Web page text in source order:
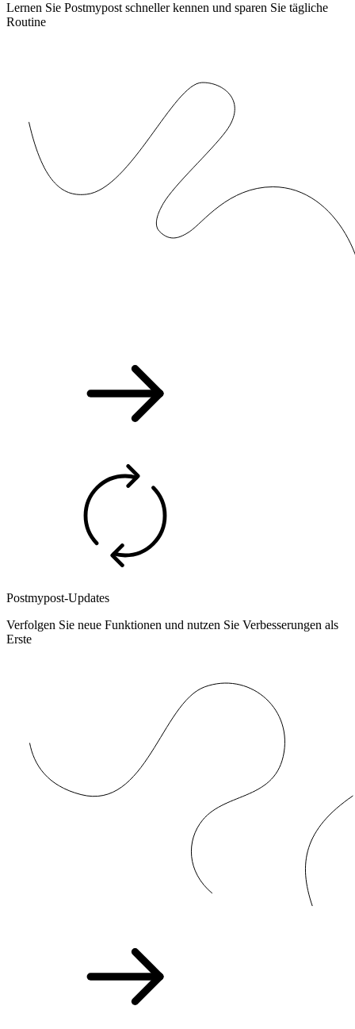
Lernen Sie Postmypost schneller kennen und sparen Sie tägliche
Routine
Postmypost-Updates
Verfolgen Sie neue Funktionen und nutzen Sie Verbesserungen als
Erste